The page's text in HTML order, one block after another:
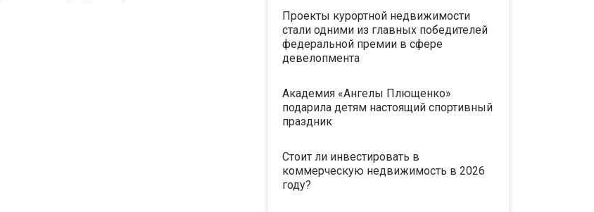
Проекты курортной недвижимости
стали одними из главных победителей
федеральной премии в сфере
девелопмента
Академия «Ангелы Плющенко»
подарила детям настоящий спортивный
праздник
Стоит ли инвестировать в
коммерческую недвижимость в 2026
году?